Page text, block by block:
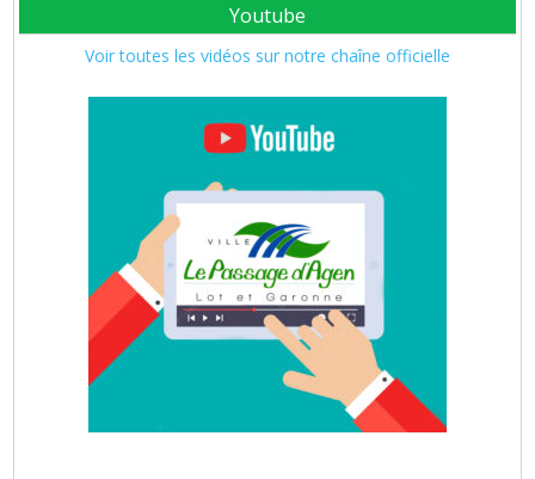
Youtube
Voir toutes les vidéos sur notre chaîne officielle